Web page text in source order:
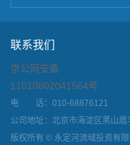
联系我们
京公网安备
11010802041564号
电 话：010-68876121
公司地址：北京市海淀区黑山扈
版权所有 © 永定河流域投资有限